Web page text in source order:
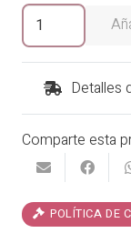
Blusa
Isla
Levanzo
100%
Algodón
cantidad
Detalles
Comparte esta
POLÍTICA DE